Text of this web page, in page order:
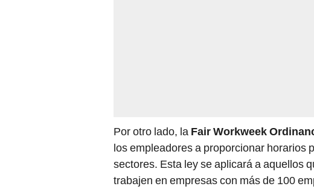
Por otro lado, la Fair Workweek
los empleadores a proporcionar horarios
sectores. Esta ley se aplicará a aquellos
trabajen en empresas con más de 100